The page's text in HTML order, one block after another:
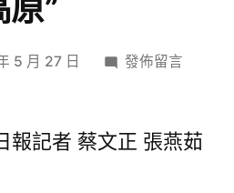
”
5 月 27 日
在
診
發佈留言
報記者 蔡文正 張燕茹